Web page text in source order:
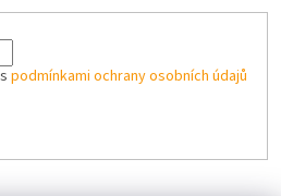
podmínkami ochrany osobních údajů